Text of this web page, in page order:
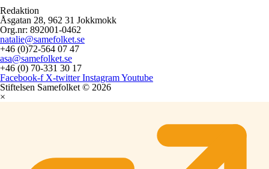
Redaktion
Åsgatan 28, 962 31 Jokkmokk
Org.nr: 892001-0462
natalie@samefolket.se
+46 (0)72-564 07 47
asa@samefolket.se
+46 (0) 70-331 30 17
Facebook-f X-twitter InstagramYoutube
Stiftelsen Samefolket © 2026
×